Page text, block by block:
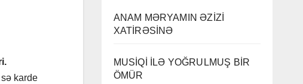
karde
ANAM MƏRYAMIN ƏZİZİ
XATİRƏSİNƏ
MUSİQİ İLƏ YOĞRULMUŞ BİR
ÖMÜR